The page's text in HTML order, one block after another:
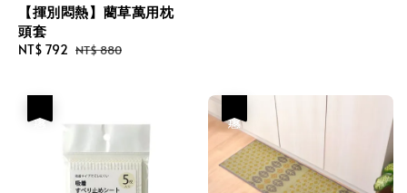
【揮別悶熱】藺草萬用枕
頭套
Sale
NT$ 792 Regular
NT$ 880